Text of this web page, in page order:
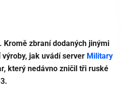
zbraní dodaných jinými
jak uvádí server Military
který nedávno zničil tři ruské